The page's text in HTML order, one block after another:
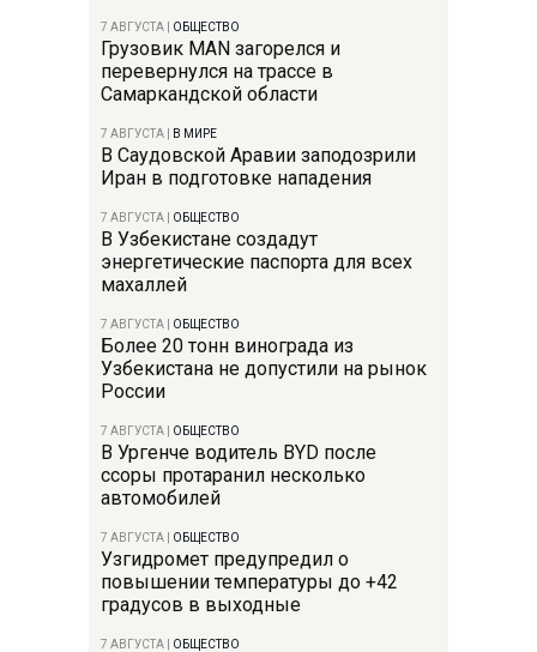
7 АВГУСТА ОБЩЕСТВО
Грузовик MAN загорелся и
перевернулся на трассе в
Самаркандской области
7 АВГУСТА В МИРЕ
В Саудовской Аравии заподозрили
Иран в подготовке нападения
7 АВГУСТА ОБЩЕСТВО
В Узбекистане создадут
энергетические паспорта для всех
махаллей
7 АВГУСТА ОБЩЕСТВО
Более 20 тонн винограда из
Узбекистана не допустили на рынок
России
7 АВГУСТА ОБЩЕСТВО
В Ургенче водитель BYD после
ссоры протаранил несколько
автомобилей
7 АВГУСТА ОБЩЕСТВО
Узгидромет предупредил о
повышении температуры до +42
градусов в выходные
7 АВГУСТА ОБЩЕСТВО